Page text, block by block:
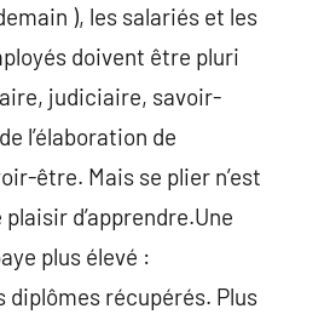
), les salariés et les
doivent être pluri
judiciaire, savoir-
l’élaboration de
être. Mais se plier n’est
d’apprendre.Une
plus élevé :
diplômes récupérés. Plus